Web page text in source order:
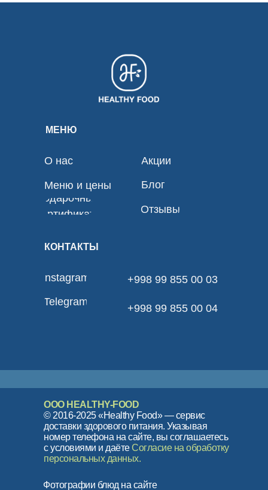
О нас
МЕНЮ
КОНТАКТЫ
Меню и цены
Подарочные
сертификаты
Акции
Блог
Отзывы
Instagram
Telegram
+998 99 855 00 03
+998 99 855 00 04
Фотографии блюд на сайте
ООО HEALTHY-FOOD
© 2016-2025 «Healthy Food» — сервис
доставки здорового питания. Указывая
номер телефона на сайте, вы соглашаетесь
с условиями и даётеСогласие на обработку
персональных данных.